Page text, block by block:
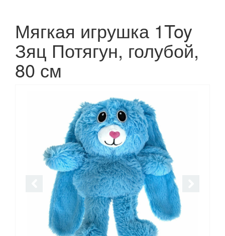
Мягкая игрушка 1Toy
Зяц Потягун, голубой,
80 см